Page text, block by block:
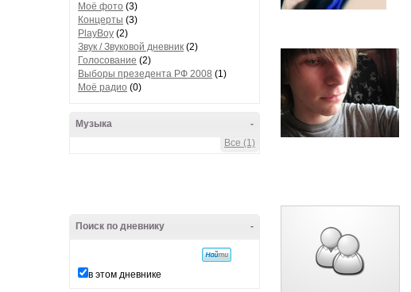
Моё фото (3)
Концерты (3)
PlayBoy (2)
Звук / Звуковой дневник (2)
Голосование (2)
Выборы презедента РФ 2008 (1)
Моё радио (0)
-
Музыка
Все (1)
-
Поиск по дневнику
в этом дневнике